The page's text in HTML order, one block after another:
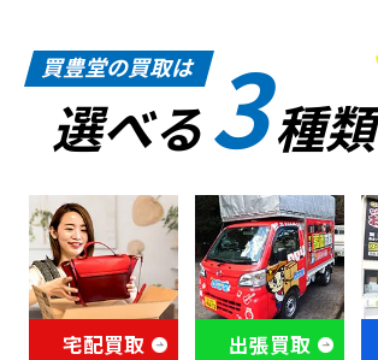
買豊堂の買取は
選べる3種類
宅配買取 出張買取